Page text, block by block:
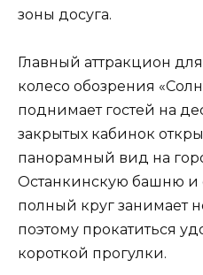
зоны досуга.
Главный аттракцион
колесо обозрения
поднимает гостей на
закрытых кабинок
панорамный вид на
Останкинскую башню и
полный круг занимает
поэтому прокатиться
короткой прогулки.